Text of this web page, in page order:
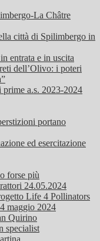
La Châtre
città di Spilimbergo in
entrata e in uscita
dell’Olivo: i poteri
prime a.s. 2023-2024
portano
ed esercitazione
forse più
24.05.2024
Life 4 Pollinators
maggio 2024
Quirino
specialist